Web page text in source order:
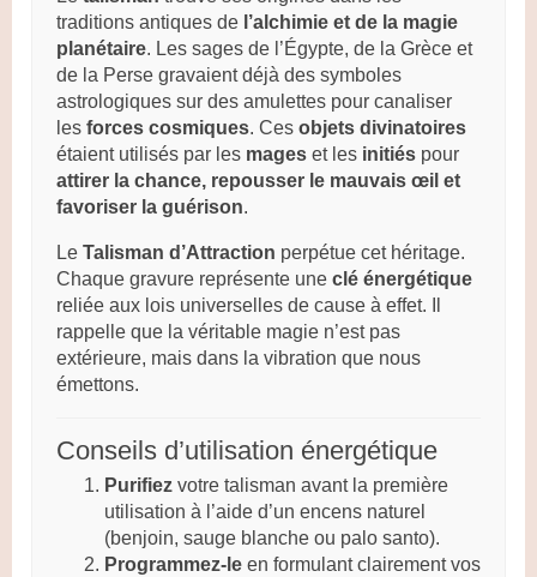
traditions antiques de l’alchimie et de la magie
planétaire. Les sages de l’Égypte, de la Grèce et
de la Perse gravaient déjà des symboles
astrologiques sur des amulettes pour canaliser
les forces cosmiques. Ces objets divinatoires
étaient utilisés par les mages et les initiés pour
attirer la chance, repousser le mauvais œil et
favoriser la guérison.
Le Talisman d’Attraction perpétue cet héritage.
Chaque gravure représente une clé énergétique
reliée aux lois universelles de cause à effet. Il
rappelle que la véritable magie n’est pas
extérieure, mais dans la vibration que nous
émettons.
Conseils d’utilisation énergétique
Purifiez votre talisman avant la première
utilisation à l’aide d’un encens naturel
(benjoin, sauge blanche ou palo santo).
Programmez-le en formulant clairement vos